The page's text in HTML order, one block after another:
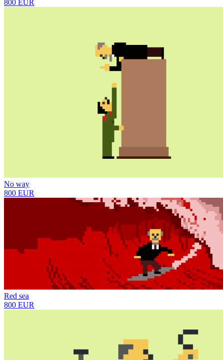
800 EUR
No way
800 EUR
Red sea
800 EUR